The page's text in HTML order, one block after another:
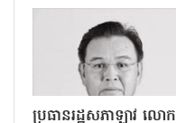
ប្រធានរដ្ឋសភាឡាវ លោក